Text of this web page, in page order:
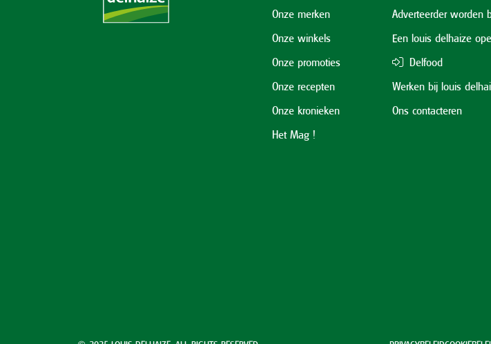
Onze merken
Onze winkels
Onze promoties
Onze recepten
Onze kronieken
Het Mag !
Adverteerder worden
Een louis delhaize
Delfood
Werken bij louis
Ons contacteren